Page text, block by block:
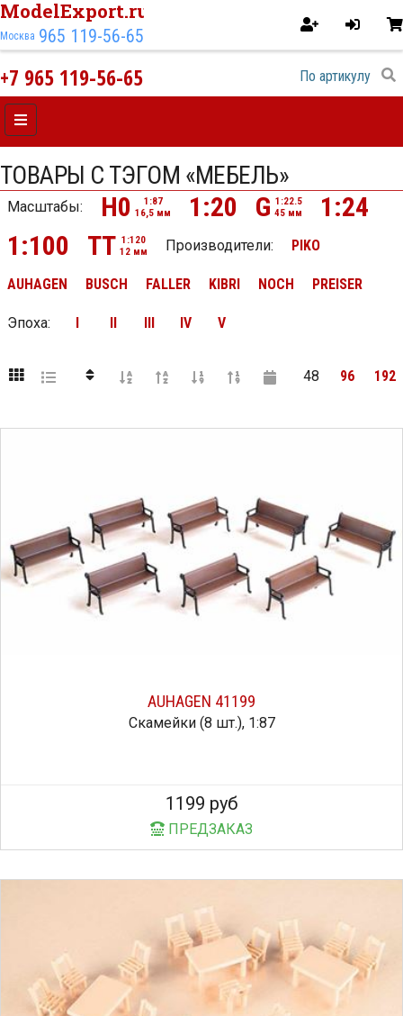
ModelExport.ru
Москва 965 119-56-65
+7 965 119-56-65
ТОВАРЫ С ТЭГОМ «МЕБЕЛЬ»
Масштабы: H0
1:87
16,5 мм
1:20 G 1:22.5
45 мм
1:24
1:100
TT 1:120
12 мм
Производители: PIKO
AUHAGEN BUSCH FALLER KIBRI NOCH PREISER
Эпоха: I II III IV V
48 96 192
AUHAGEN 41199
Скамейки (8 шт.), 1:87
1199 руб
ПРЕДЗАКАЗ